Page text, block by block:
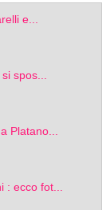
e...
spos...
Platano...
ecco fot...